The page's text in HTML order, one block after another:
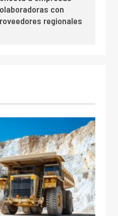
con
regionales